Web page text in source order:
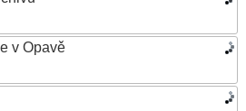
v Opavě